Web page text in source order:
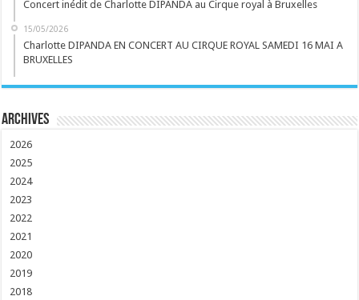
Concert inédit de Charlotte DIPANDA au Cirque royal à Bruxelles
15/05/2026
Charlotte DIPANDA EN CONCERT AU CIRQUE ROYAL SAMEDI 16 MAI A
BRUXELLES
Archives
2026
2025
2024
2023
2022
2021
2020
2019
2018